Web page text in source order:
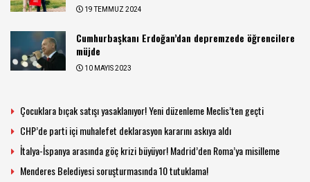
19 TEMMUZ 2024
Cumhurbaşkanı Erdoğan’dan depremzede öğrencilere
müjde
10 MAYIS 2023
Çocuklara bıçak satışı yasaklanıyor! Yeni düzenleme Meclis’ten geçti
CHP’de parti içi muhalefet deklarasyon kararını askıya aldı
İtalya-İspanya arasında göç krizi büyüyor! Madrid’den Roma’ya misilleme
Menderes Belediyesi soruşturmasında 10 tutuklama!